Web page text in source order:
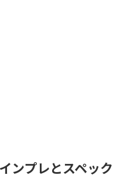
ンプレとスペック